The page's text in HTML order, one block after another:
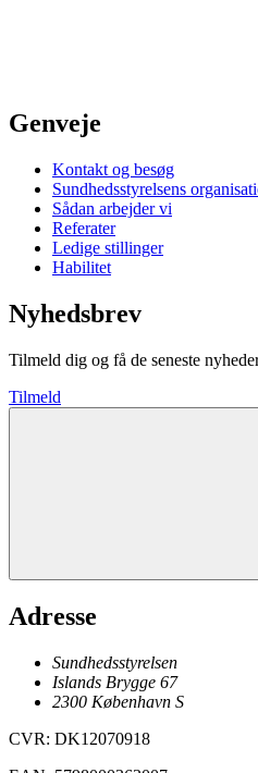
Genveje
Kontakt og besøg
Sundhedsstyrelsens
Sådan arbejder vi
Referater
Ledige stillinger
Habilitet
Nyhedsbrev
Tilmeld dig og få de seneste
Tilmeld
Adresse
Sundhedsstyrelsen
Islands Brygge 67
2300 København S
CVR: DK12070918